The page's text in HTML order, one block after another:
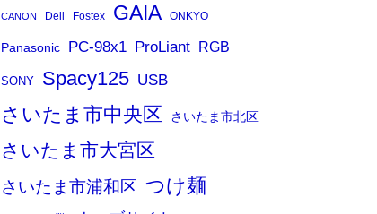
CANON Dell Fostex GAIA ONKYO
Panasonic PC-98x1 ProLiant RGB
SONY Spacy125 USB
さいたま市中央区 さいたま市北区
さいたま市大宮区
さいたま市浦和区 つけ麺